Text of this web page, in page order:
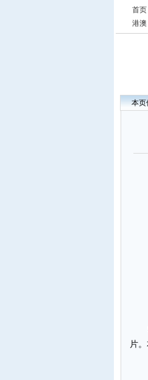
首页
港澳
本
8
片